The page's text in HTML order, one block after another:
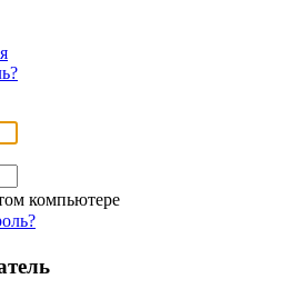
компьютере